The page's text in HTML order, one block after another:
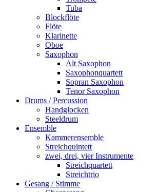
Tuba
Blockflöte
Flöte
Klarinette
Oboe
Saxophon
Alt Saxophon
Saxophonquartett
Sopran Saxophon
Tenor Saxophon
Drums / Percussion
Handglocken
Steeldrum
Ensemble
Kammerensemble
Streichquintett
zwei, drei, vier Instrumente
Streichquartett
Streichtrio
Gesang / Stimme